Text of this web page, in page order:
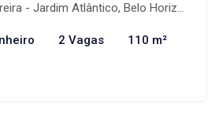
- Jardim Atlântico, Belo Horizonte-MG
2 Vagas 110 m²